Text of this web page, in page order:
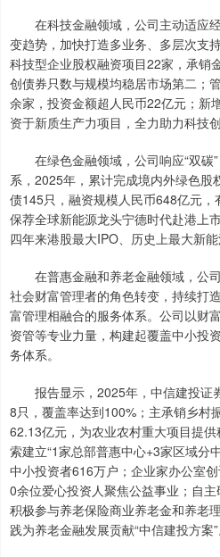
在科技金融领域，公司主动适应
变趋势，加快打造多业务、多层次支
科技型企业股权融资项目22家，承销
创债券只数与规模均稳居市场第二；
余家，投资金额超人民币22亿元；新
资于新质生产力项目，全力助力科技
在绿色金融领域，公司响应“双碳”
系，2025年，累计完成境内外绿色
债145只，融资规模人民币648亿元
保荐全球新能源龙头宁德时代赴港上
四年来港股最大IPO、历史上最大新能
在普惠金融和养老金融领域，公
社会财富管理者的角色转变，持续打
富管理相融合的服务体系。公司以财
资管等专业力量，构建起覆盖中小投
务体系。
报告显示，2025年，中信建投证
8只，覆盖率达到100%；主承销乡村
62.13亿元，为农业农村重大项目提
索建立“1家总部普惠中心+3家区域分
中小投资者616万户；企业家办公室
0余位爱心投资人聚焦公益事业；自主
积极参与养老保险商业养老金和养老
践为养老金融发展贡献“中信建投方案”